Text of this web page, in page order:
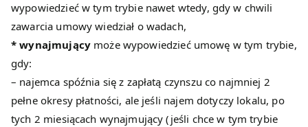
wypowiedzieć w tym trybie nawet wtedy, gdy w chwili
zawarcia umowy wiedział o wadach,
* wynajmującymoże wypowiedzieć umowę w tym trybie,
gdy:
– najemca spóźnia się z zapłatą czynszu co najmniej 2
pełne okresy płatności, ale jeśli najem dotyczy lokalu, po
tych 2 miesiącach wynajmujący (jeśli chce w tym trybie